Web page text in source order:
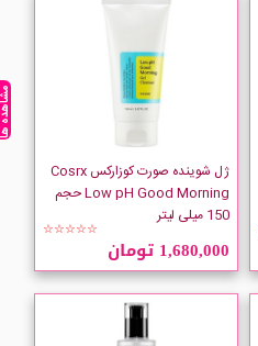
ژل شوینده صورت کوزارکس Cosrx
Low pH Good Morning حجم
150 میلی لیتر
☆☆☆☆☆
1,680,000 تومان